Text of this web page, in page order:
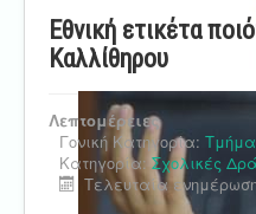
Eθνική ετικέτα
Καλλίθηρου
Λεπτομέρειες
Γονική Κατηγορία:
Κατηγορία: Σχολικές
Τελευταία